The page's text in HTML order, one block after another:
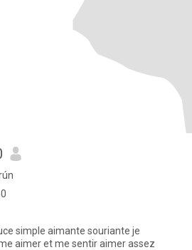
simple aimante souriante je
aimer et me sentir aimer assez